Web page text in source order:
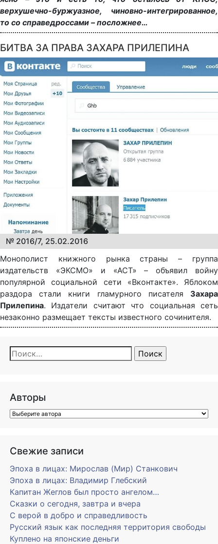
верхушечно-буржуазное, чиновно-интегрированное,
то со справедроссами – посложнее…
БИТВА ЗА ПРАВА ЗАХАРА ПРИЛЕПИНА
№ 2016/7, 25.02.2016
Монополист книжного рынка страны – группа
издательств «ЭКСМО» и «АСТ» – объявил войну
популярной социальной сети «Вконтакте». Яблоком
раздора стали книги гламурного писателя Захара
Прилепина. Издатели считают что социальная сеть
незаконно размещает тексты известного сочинителя.
Найти:
Авторы
Свежие записи
Эпоха в лицах: Мирослав (Мир) Станкович
Эпоха в лицах: Владимир Глебский
Капитан Жеглов был просто ангелом…
Сказки о сегодня, завтра и вчера
С верой в добро и справедливость
Русский язык как последняя территория свободы
Куплено на японские деньги